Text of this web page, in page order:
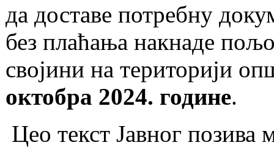
да доставе потребну
без плаћања накнаде
својини на територији
октобра 2024. године.
Цео текст Јавног позива